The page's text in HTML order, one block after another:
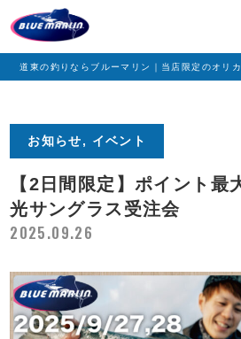
道東の釣りならブルーマリン｜当店限定のオリ
お知らせ, イベント
【2日間限定】ポイント最
光サングラス受注会
2025.09.26